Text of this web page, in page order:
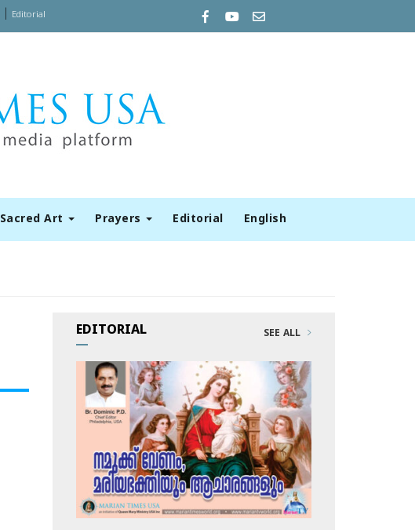
Editorial
Sacred Art Prayers Editorial English
EDITORIAL SEE ALL